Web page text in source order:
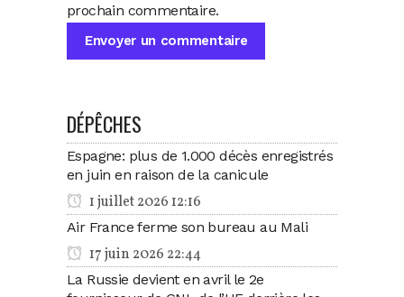
prochain commentaire.
DÉPÊCHES
Espagne: plus de 1.000 décès enregistrés
en juin en raison de la canicule
1 juillet 2026 12:16
Air France ferme son bureau au Mali
17 juin 2026 22:44
La Russie devient en avril le 2e